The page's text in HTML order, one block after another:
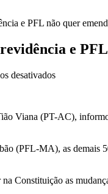
e PFL não quer
e
desativadosem
acordo
para
e
PFL
quer
Viana (PT-AC),
(PFL-MA), as demais
Constituição as